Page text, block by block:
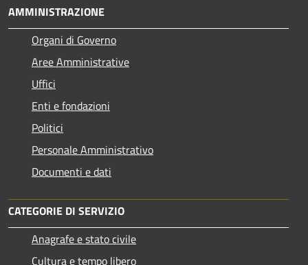
AMMINISTRAZIONE
Organi di Governo
Aree Amministrative
Uffici
Enti e fondazioni
Politici
Personale Amministrativo
Documenti e dati
CATEGORIE DI SERVIZIO
Anagrafe e stato civile
Cultura e tempo libero